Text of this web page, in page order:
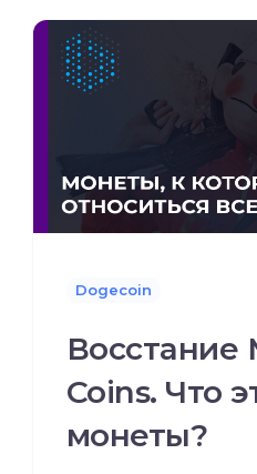
Dogecoin
Восстание
Coins. Что
монеты?